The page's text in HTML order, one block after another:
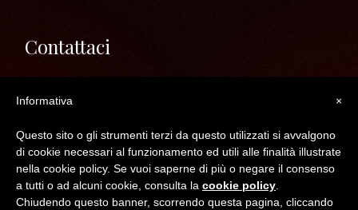
Contattaci
30020 Noventa di Piave (VE)
Mail: info@longatopianoforti.it
ORARI DEL NEGOZIO
×
Informativa
Questo sito o gli strumenti terzi da questo utilizzati si avvalgono
di cookie necessari al funzionamento ed utili alle finalità illustrate
nella cookie policy. Se vuoi saperne di più o negare il consenso
a tutti o ad alcuni cookie, consulta la cookie policy
Chiudendo questo banner, scorrendo questa pagina, cliccando